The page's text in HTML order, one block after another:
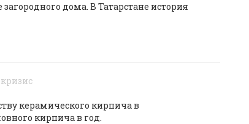
дома. В Татарстане история
керамического кирпича в
кирпича в год.